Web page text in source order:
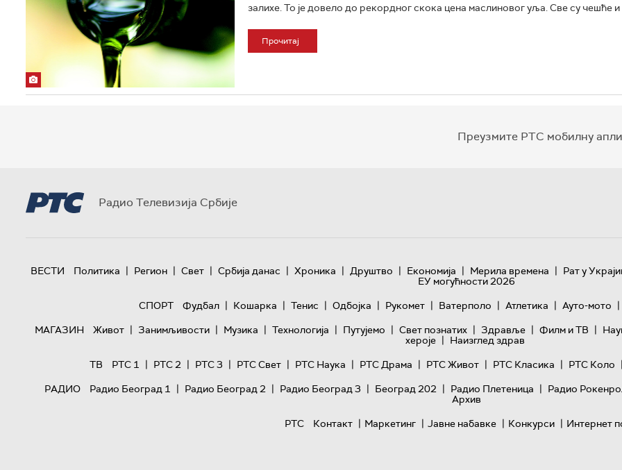
залихе. То је довело до рекордног скока цена маслиновог уља. Све су чешће и
Прочитај
Преузмите РТС мобилну
Радио Телевизија Србије
ВЕСТИ Политика | Регион | Свет | Србија данас | Хроника | Друштво | Економија | Мерила времена | Рат у
ЕУ могућности 2026
СПОРТ
Фудбал | Кошарка | Тенис | Одбојка | Рукомет | Ватерполо | Атлетика | Ауто-мото |
МАГАЗИН
Живот | Занимљивости | Музика | Технологијa | Путујемо | Свет познатих | Здравље | Филм и ТВ |
хероје | Наизглед здрав
ТВ
РТС 1 | РТС 2 | РТС 3 | РТС Свет | РТС Наука | РТС Драма | РТС Живот | РТС Класика | РТС Коло |
РАДИО
Радио Београд 1 | Радио Београд 2 | Радио Београд 3 | Београд 202 | Радио Плетеница | Радио
Архив
РТС
Контакт | Маркетинг | Јавне набавке | Конкурси | Интернет